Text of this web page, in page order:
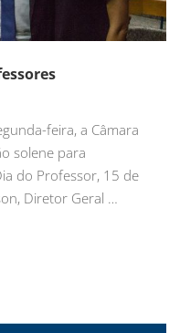
feira, a Câmara
solene para
do Professor, 15 de
Diretor Geral …